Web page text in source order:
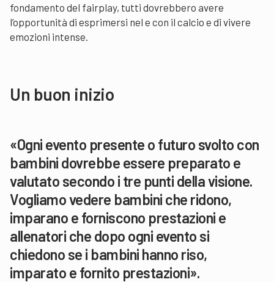
fondamento del fairplay, tutti dovrebbero avere
l’opportunità di esprimersi nel e con il calcio e di vivere
emozioni intense.
Un buon inizio
«Ogni evento presente o futuro svolto con
bambini dovrebbe essere preparato e
valutato secondo i tre punti della visione.
Vogliamo vedere bambini che ridono,
imparano e forniscono prestazioni e
allenatori che dopo ogni evento si
chiedono se i bambini hanno riso,
imparato e fornito prestazioni».